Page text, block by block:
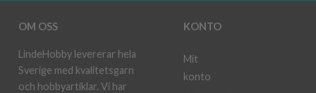
OM OSS
LindeHobby levererar hela
Sverige med kvalitetsgarn
och hobbyartiklar. Vi har
KONTO
Mit
konto